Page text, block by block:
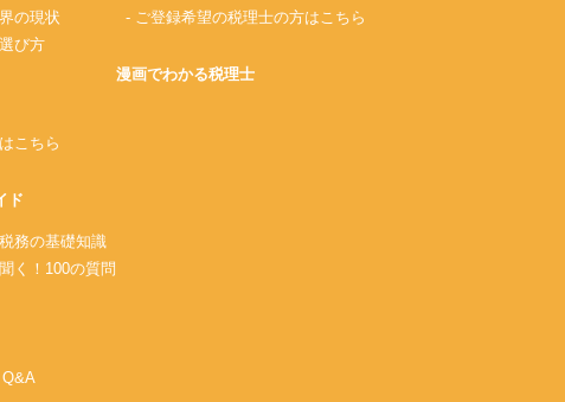
の現状
び方
こちら
ド
務の基礎知識
く！100の質問
- ご登録希望の税理士の方はこちら
漫画でわかる税理士